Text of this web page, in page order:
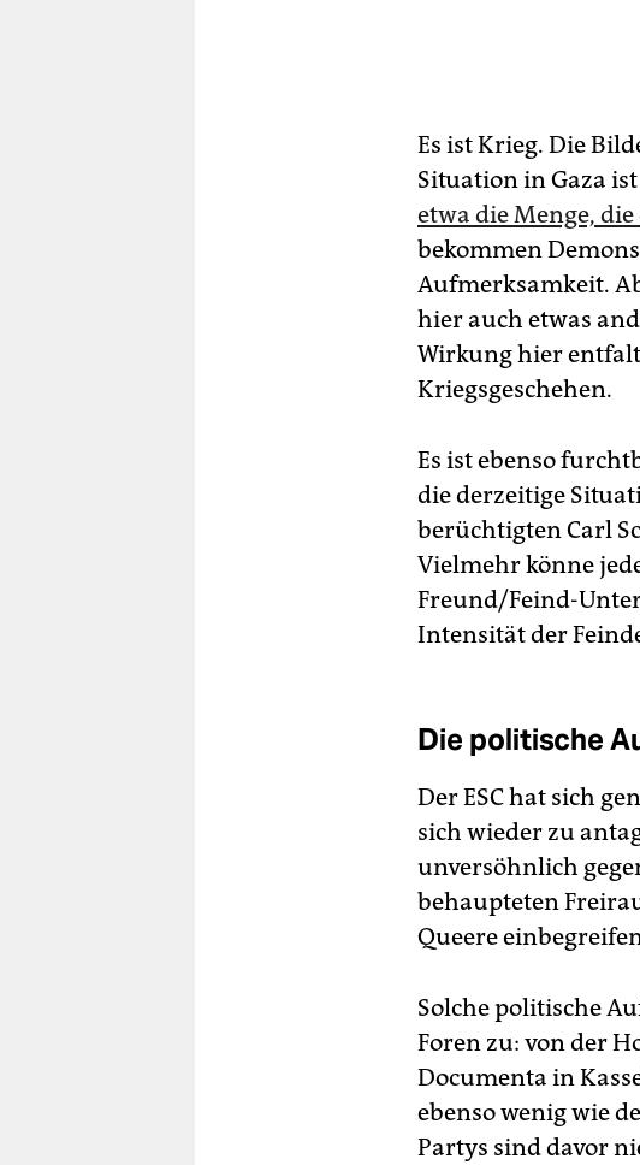
Es ist Krieg. Die
Situation in Gaza
etwa die Menge,
bekommen
Aufmerksamkeit.
hier auch etwas
Wirkung hier
Kriegsgeschehen.
Es ist ebenso
die derzeitige
berüchtigten Carl
Vielmehr könne
Freund/Feind-
Intensität der
Die politische
Der ESC hat sich
sich wieder zu
unversöhnlich
behaupteten
Queere
Solche politische
Foren zu: von der
Documenta in
ebenso wenig wie
Partys sind davor